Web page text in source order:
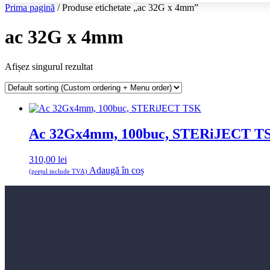
Prima pagină / Produse etichetate „ac 32G x 4mm”
ac 32G x 4mm
Afișez singurul rezultat
Ac 32Gx4mm, 100buc, STERiJECT
310,00 lei
(prețul include TVA) Adaugă în coș